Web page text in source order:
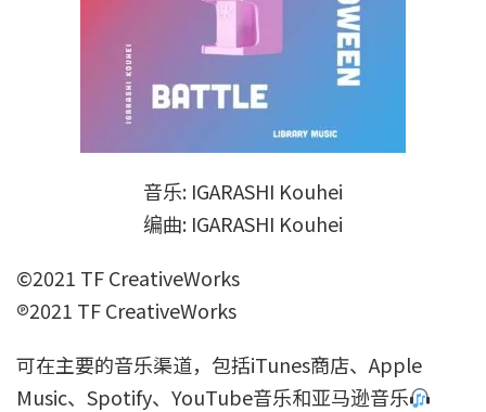
音乐: IGARASHI Kouhei
编曲: IGARASHI Kouhei
©2021 TF CreativeWorks
℗2021 TF CreativeWorks
可在主要的音乐渠道，包括iTunes商店、Apple
Music、Spotify、YouTube音乐和亚马逊音乐